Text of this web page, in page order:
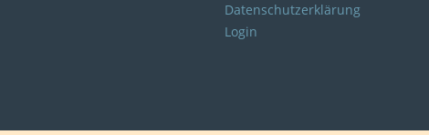
Datenschutzerklärung
Login